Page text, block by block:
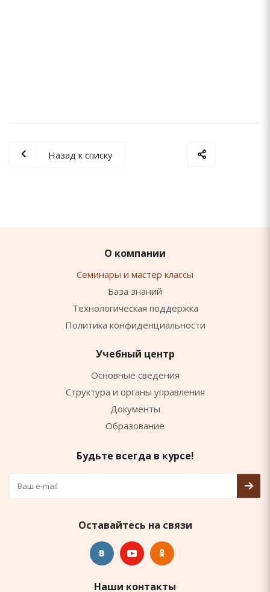
Назад к списку
О компании
Семинары и мастер классы
База знаний
Технологическая поддержка
Политика конфиденциальности
Учебный центр
Основные сведения
Структура и органы управления
Документы
Образование
Будьте всегда в курсе!
Оставайтесь на связи
Наши контакты